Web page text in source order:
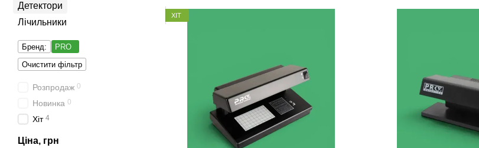
ХІТ
Детектори
Лічильники
Бренд:
PRO
Очистити фільтр
Розпродаж 0
Новинка 0
Хіт 4
Ціна, грн